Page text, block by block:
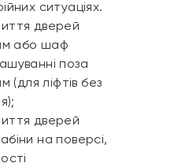
ситуаціях.
дверей
або шаф
поза
ліфтів без
дверей
на поверсі,